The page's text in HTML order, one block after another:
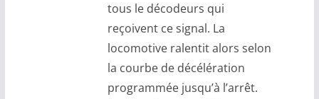
tous le décodeurs qui
reçoivent ce signal. La
locomotive ralentit alors selon
la courbe de décélération
programmée jusqu’à l’arrêt.